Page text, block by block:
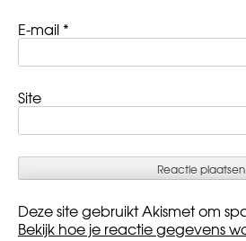
E-mail *
Site
Deze site gebruikt Akismet om
Bekijk hoe je reactie gegevens